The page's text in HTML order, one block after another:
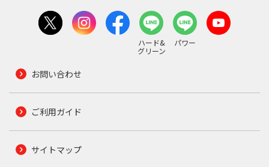
ハード&
グリーン
パワー
お問い合わせ
ご利用ガイド
サイトマップ